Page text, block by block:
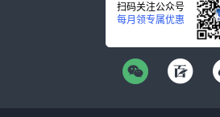
扫码关注公众号
每月领专属优惠